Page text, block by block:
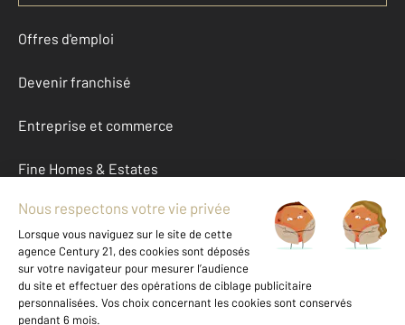
Offres d'emploi
Devenir franchisé
Entreprise et commerce
Fine Homes & Estates
À propos
International
Nous contacter